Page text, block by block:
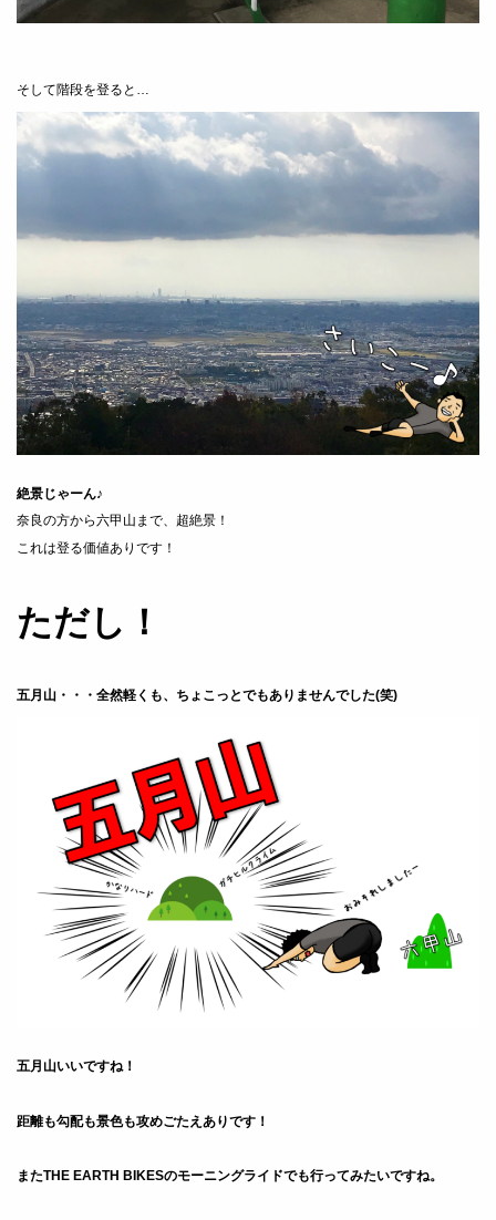
そして階段を登ると…
絶景じゃーん♪
奈良の方から六甲山まで、超絶景！
これは登る価値ありです！
ただし！
五月山・・・全然軽くも、ちょこっとでもありませんでした(笑)
五月山いいですね！
距離も勾配も景色も攻めごたえありです！
またTHE EARTH BIKESのモーニングライドでも行ってみたいですね。